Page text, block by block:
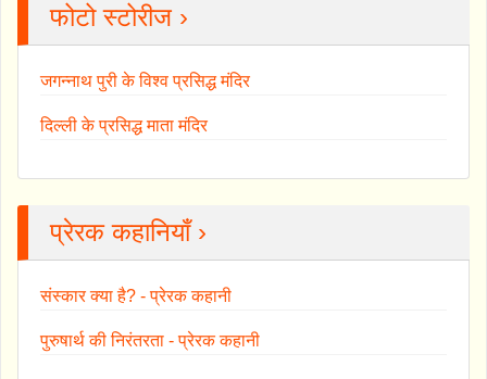
फोटो स्टोरीज ›
जगन्नाथ पुरी के विश्व प्रसिद्ध मंदिर
दिल्ली के प्रसिद्ध माता मंदिर
प्रेरक कहानियाँ ›
संस्कार क्या है? - प्रेरक कहानी
पुरुषार्थ की निरंतरता - प्रेरक कहानी